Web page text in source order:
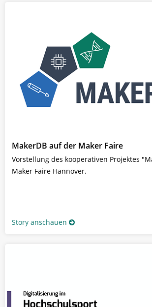
MakerDB auf der Maker Faire
Vorstellung des kooperativen Projektes
Maker Faire Hannover.
Story anschauen